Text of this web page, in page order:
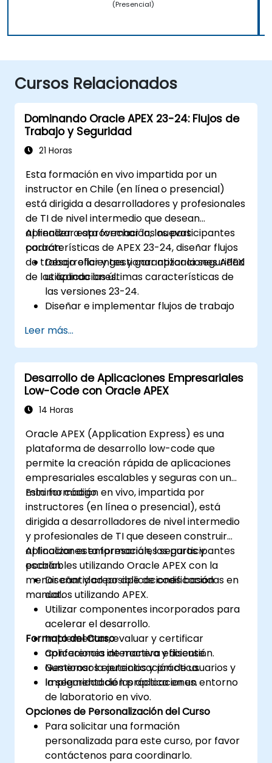
(Presencial)
Cursos Relacionados
Dominando Oracle APEX 23-24: Flujos de
Trabajo y Seguridad
21 Horas
Esta formación en vivo impartida por un
instructor en Chile (en línea o presencial)
está dirigida a desarrolladores y profesionales
de TI de nivel intermedio que desean
aprender a aprovechar las nuevas
características de APEX 23-24, diseñar flujos
de trabajo eficientes y garantizar la seguridad
de las aplicaciones.
Al finalizar esta formación, los participantes
podrán:
Desarrollar y gestionar aplicaciones APEX
utilizando las últimas características de
las versiones 23-24.
Diseñar e implementar flujos de trabajo
Aplicar medidas de seguridad avanzadas
para proteger las aplicaciones y los datos
de APEX.
Integrar aplicaciones APEX con sistemas
externos y garantizar un intercambio
fluido de datos.
aplicaciones APEX siguiendo las mejores
prácticas.
Leer más...
Desarrollo de Aplicaciones Empresariales
Low-Code con Oracle APEX
14 Horas
Oracle APEX (Application Express) es una
plataforma de desarrollo low-code que
permite la creación rápida de aplicaciones
empresariales escalables y seguras con un
mínimo código.
Esta formación en vivo, impartida por
instructores (en línea o presencial), está
dirigida a desarrolladores de nivel intermedio
y profesionales de TI que deseen construir
aplicaciones empresariales seguras y
escalables utilizando Oracle APEX con la
menor cantidad posible de codificación
manual.
Al finalizar esta formación, los participantes
podrán:
Diseñar y crear aplicaciones basadas en
datos utilizando APEX.
Utilizar componentes incorporados para
acelerar el desarrollo.
Implementar, evaluar y certificar
aplicaciones de manera eficiente.
Gestionar la autenticación de usuarios y
la seguridad de las aplicaciones.
Formato del Curso
Conferencia interactiva y discusión.
Numerosos ejercicios y práctica.
Implementación práctica en un entorno
de laboratorio en vivo.
Opciones de Personalización del Curso
Para solicitar una formación
personalizada para este curso, por favor
contáctenos para coordinarlo.